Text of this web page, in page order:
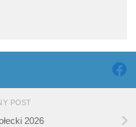
POST
2026